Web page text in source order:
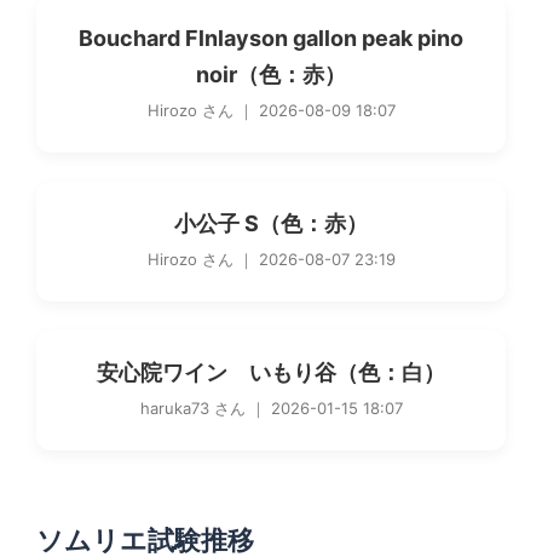
Bouchard Flnlayson gallon peak pino
noir（色：赤）
Hirozo さん ｜ 2026-08-09 18:07
小公子 S（色：赤）
Hirozo さん ｜ 2026-08-07 23:19
安心院ワイン いもり谷（色：白）
haruka73 さん ｜ 2026-01-15 18:07
ソムリエ試験推移